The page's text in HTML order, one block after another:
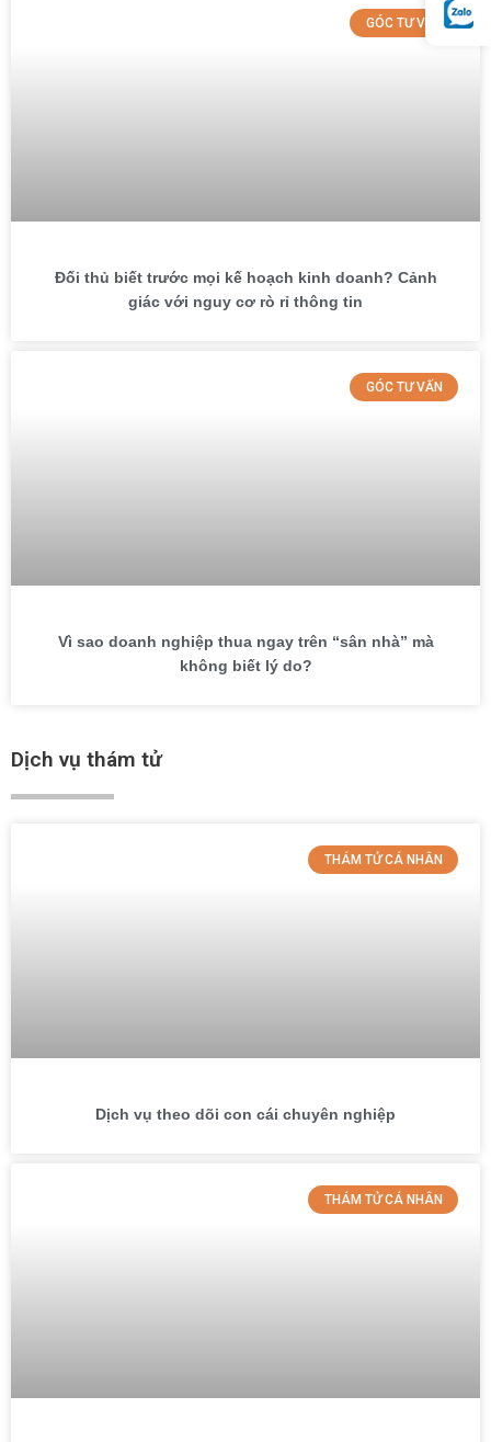
GÓC TƯ VẤN
Đối thủ biết trước mọi kế hoạch kinh doanh? Cảnh
giác với nguy cơ rò rỉ thông tin
GÓC TƯ VẤN
Vì sao doanh nghiệp thua ngay trên “sân nhà” mà
không biết lý do?
Dịch vụ thám tử
THÁM TỬ CÁ NHÂN
Dịch vụ theo dõi con cái chuyên nghiệp
THÁM TỬ CÁ NHÂN